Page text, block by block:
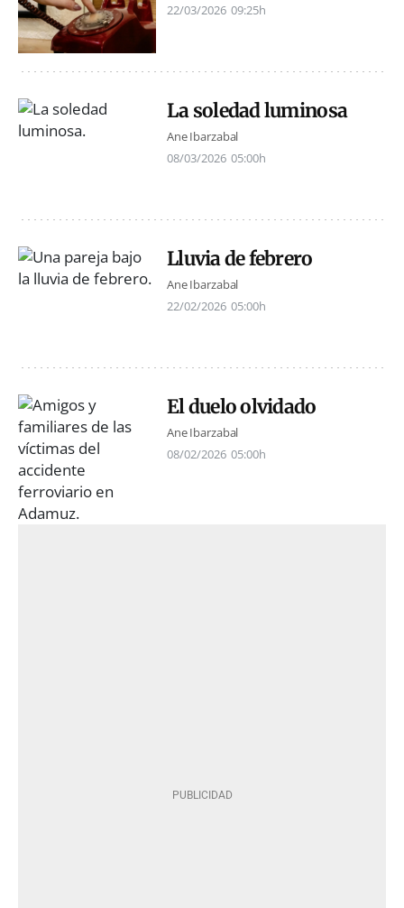
22/03/2026 09:25h
La soledad luminosa
Ane Ibarzabal
08/03/2026 05:00h
Lluvia de febrero
Ane Ibarzabal
22/02/2026 05:00h
El duelo olvidado
Ane Ibarzabal
08/02/2026 05:00h